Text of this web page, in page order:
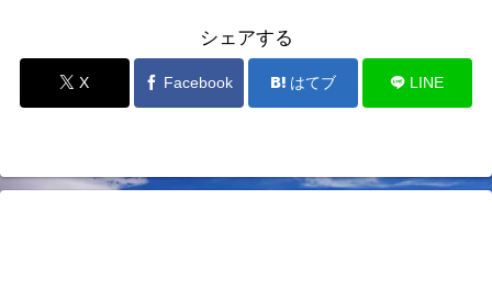
シェアする
X Facebook はてブ LINE